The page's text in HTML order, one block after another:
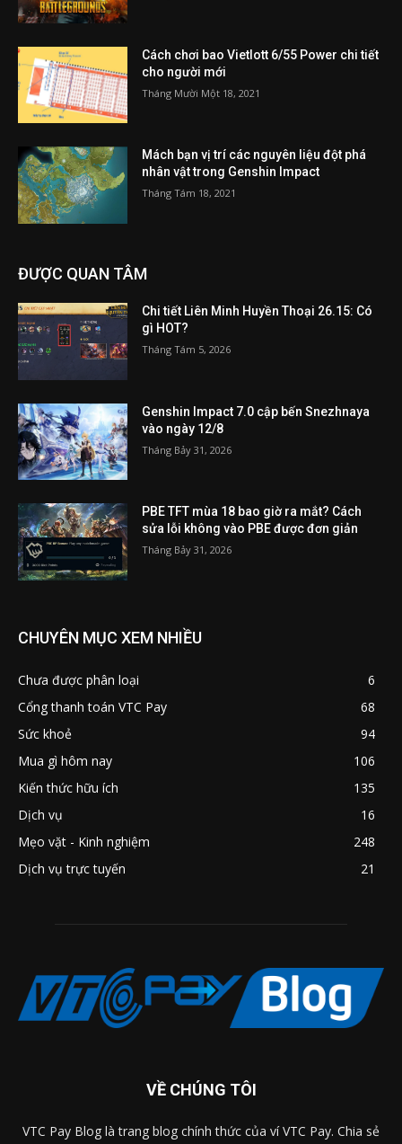
Cách chơi bao Vietlott 6/55 Power chi tiết
cho người mới
Tháng Mười Một 18, 2021
Mách bạn vị trí các nguyên liệu đột phá
nhân vật trong Genshin Impact
Tháng Tám 18, 2021
ĐƯỢC QUAN TÂM
Chi tiết Liên Minh Huyền Thoại 26.15: Có
gì HOT?
Tháng Tám 5, 2026
Genshin Impact 7.0 cập bến Snezhnaya
vào ngày 12/8
Tháng Bảy 31, 2026
PBE TFT mùa 18 bao giờ ra mắt? Cách
sửa lỗi không vào PBE được đơn giản
Tháng Bảy 31, 2026
CHUYÊN MỤC XEM NHIỀU
Chưa được phân loại
6
Cổng thanh toán VTC Pay
68
Sức khoẻ
94
Mua gì hôm nay
106
Kiến thức hữu ích
135
Dịch vụ
16
Mẹo vặt - Kinh nghiệm
248
Dịch vụ trực tuyến
21
VỀ CHÚNG TÔI
VTC Pay Blog là trang blog chính thức của ví VTC Pay. Chia sẻ